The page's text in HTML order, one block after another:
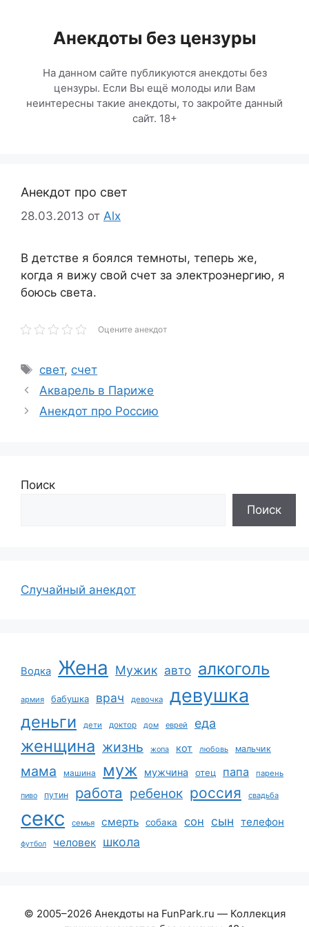
содержимомуАнекдоты без цензуры
На данном сайте публикуются анекдоты без
цензуры. Если Вы ещё молоды или Вам
неинтересны такие анекдоты, то закройте данный
сайт. 18+
Анекдот про свет
28.03.2013 от Alx
В детстве я боялся темноты, теперь же,
когда я вижу свой счет за электроэнергию, я
боюсь света.
Оцените анекдот
Метки
свет, счет
Акварель в Париже
Анекдот про Россию
Поиск
Поиск
Случайный анекдот
Водка Жена Мужик авто алкоголь
армия бабушка врач девочка девушка
деньги дети доктор дом еврей еда
женщина жизнь жопа кот любовь мальчик
мама машина муж мужчина отец папа парень
пиво путин работа ребенок россия свадьба
секс семья смерть собака сон сын телефон
футбол человек школа
© 2005–2026 Анекдоты на FunPark.ru — Коллекция